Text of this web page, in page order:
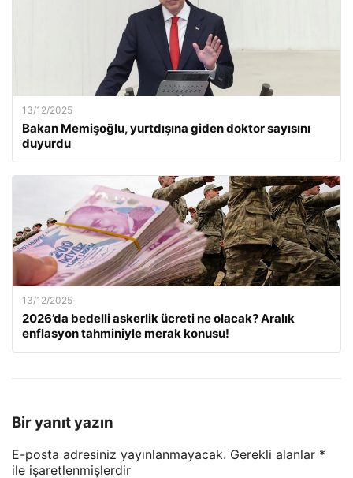
13/12/2025
Bakan Memişoğlu, yurtdışına giden doktor sayısını
duyurdu
13/12/2025
2026’da bedelli askerlik ücreti ne olacak? Aralık
enflasyon tahminiyle merak konusu!
Bir yanıt yazın
E-posta adresiniz yayınlanmayacak. Gerekli alanlar *
ile işaretlenmişlerdir